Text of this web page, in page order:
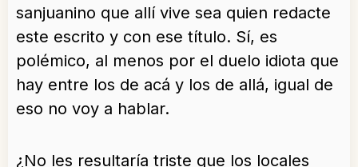
sanjuanino que allí vive sea quien redacte
este escrito y con ese título. Sí, es
polémico, al menos por el duelo idiota que
hay entre los de acá y los de allá, igual de
eso no voy a hablar.
¿No les resultaría triste que los locales